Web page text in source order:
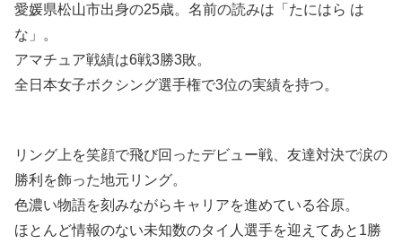
愛媛県松山市出身の25歳。名前の読みは「たにはら は
な」。
アマチュア戦績は6戦3勝3敗。
全日本女子ボクシング選手権で3位の実績を持つ。
リング上を笑顔で飛び回ったデビュー戦、友達対決で涙の
勝利を飾った地元リング。
色濃い物語を刻みながらキャリアを進めている谷原。
ほとんど情報のない未知数のタイ人選手を迎えてあと1勝